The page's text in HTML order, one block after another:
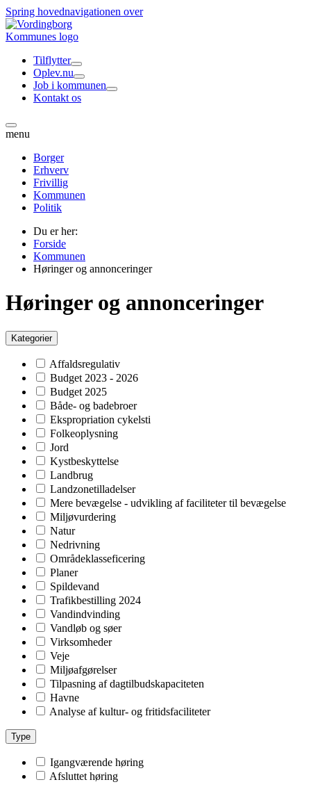
Spring hovednavigationen over
Tilflytter
Oplev.nu
Job i kommunen
Kontakt os
menu
Borger
Erhverv
Frivillig
Kommunen
Politik
Du er her:
Forside
Kommunen
Høringer og annonceringer
Høringer og annonceringer
Kategorier
Affaldsregulativ
Budget 2023 - 2026
Budget 2025
Både- og badebroer
Ekspropriation cykelsti
Folkeoplysning
Jord
Kystbeskyttelse
Landbrug
Landzonetilladelser
Mere bevægelse - udvikling af faciliteter til bevægelse
Miljøvurdering
Natur
Nedrivning
Områdeklasseficering
Planer
Spildevand
Trafikbestilling 2024
Vandindvinding
Vandløb og søer
Virksomheder
Veje
Miljøafgørelser
Tilpasning af dagtilbudskapaciteten
Havne
Analyse af kultur- og fritidsfaciliteter
Type
Igangværende høring
Afsluttet høring